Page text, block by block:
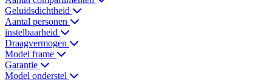
Geluidsdichtheid
Aantal personen
instelbaarheid
Draagvermogen
Model frame
Garantie
Model onderstel